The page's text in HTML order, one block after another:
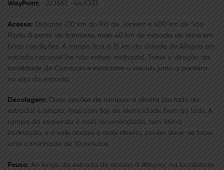
WayPoint: -22.1667, -44.6333
Acesso: Distante 270 km do Rio de Janeiro e 400 km de São
Paulo. A partir de Itamonte, mais 40 km de estrada de terra em
boas condições. A rampa ﬁca a 15 km da cidade de Alagoa em
estrada razoável (se não estiver molhada). Tome a direção da
localidade de Condado e estacione o veículo junto a porteira
no alto da estrada.
Decolagem: Duas opções de rampas: à direita (ao lado da
estrada) é ampla, mas com ﬁos de eletricidade bem ao lado. A
rampa da esquerda é mais recomendada, tem ótima
inclinação, e o vale abaixo é mais aberto, porém deve-se fazer
uma caminhada de 10 minutos.
Pouso: Ao longo da estrada de acesso à Alagoa, na localidade